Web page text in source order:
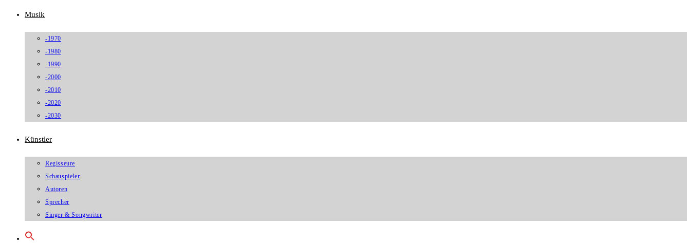
Musik
-1970
-1980
-1990
-2000
-2010
-2020
-2030
Künstler
Regisseure
Schauspieler
Autoren
Sprecher
Singer & Songwriter